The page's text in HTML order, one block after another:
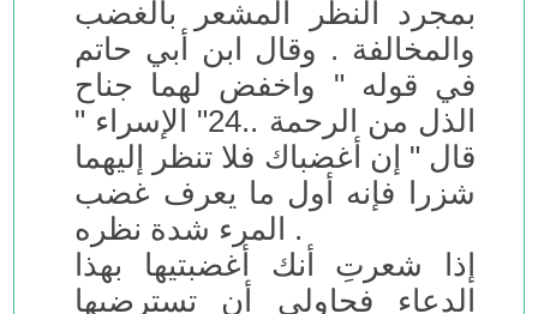
بمجرد النظر المشعر بالغضب
والمخالفة . وقال ابن أبي حاتم
في قوله " واخفض لهما جناح
الذل من الرحمة ..24" الإسراء "
قال " إن أغضباك فلا تنظر إليهما
شزرا فإنه أول ما يعرف غضب
المرء شدة نظره .
إذا شعرتِ أنك أغضبتيها بهذا
الدعاء فحاولي أن تسترضيها